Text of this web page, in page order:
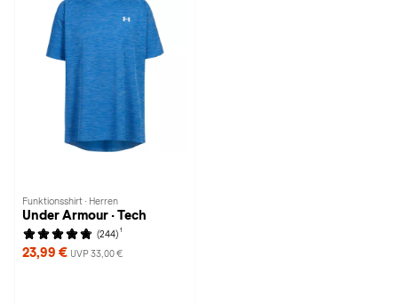
Funktionsshirt · Herren
Under Armour · Tech
(244) 1
23,99 € UVP 33,00 €